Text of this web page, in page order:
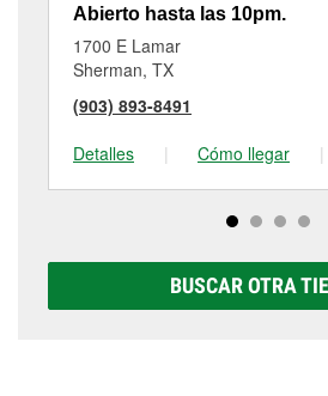
Abierto hasta las 10pm.
1700 E Lamar
Sherman, TX
(903) 893-8491
Detalles
| Cómo llegar |
BUSCAR OTRA